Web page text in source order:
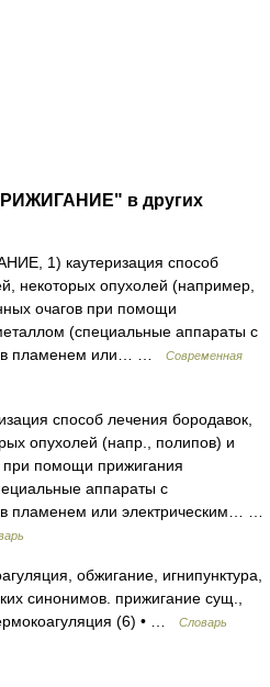
в других
1) каутеризация способ
некоторых опухолей (например,
очагов при помощи
(специальные аппараты с
пламенем или… …
Современная
способ лечения бородавок,
опухолей (напр., полипов) и
при помощи прижигания
аппараты с
пламенем или электрическим… …
обжигание, игнипунктура,
синонимов. прижигание сущ.,
(6) • …
Словарь